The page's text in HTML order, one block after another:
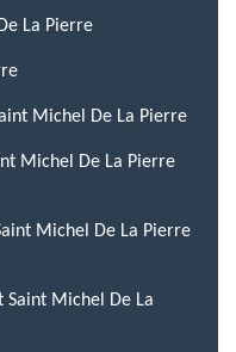
La Pierre
Michel De La Pierre
Michel De La Pierre
Michel De La Pierre
Michel De La